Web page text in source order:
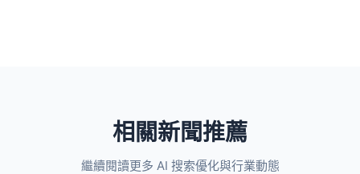
相關新聞推薦
繼續閱讀更多 AI 搜索優化與行業動態